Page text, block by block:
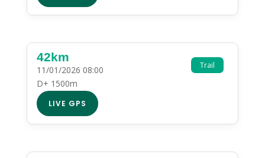
Trail
42km
11/01/2026 08:00
D+ 1500m
LIVE GPS